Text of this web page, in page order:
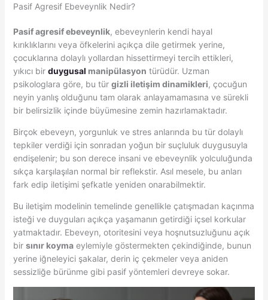
Pasif Agresif Ebeveynlik Nedir?
Pasif agresif ebeveynlik, ebeveynlerin kendi hayal
kırıklıklarını veya öfkelerini açıkça dile getirmek yerine,
çocuklarına dolaylı yollardan hissettirmeyi tercih ettikleri,
yıkıcı bir duygusal manipülasyon türüdür. Uzman
psikologlara göre, bu tür gizli iletişim dinamikleri, çocuğun
neyin yanlış olduğunu tam olarak anlayamamasına ve sürekli
bir belirsizlik içinde büyümesine zemin hazırlamaktadır.
Birçok ebeveyn, yorgunluk ve stres anlarında bu tür dolaylı
tepkiler verdiği için sonradan yoğun bir suçluluk duygusuyla
endişelenir; bu son derece insani ve ebeveynlik yolculuğunda
sıkça karşılaşılan normal bir reflekstir. Asıl mesele, bu anları
fark edip iletişimi şefkatle yeniden onarabilmektir.
Bu iletişim modelinin temelinde genellikle çatışmadan kaçınma
isteği ve duyguları açıkça yaşamanın getirdiği içsel korkular
yatmaktadır. Ebeveyn, otoritesini veya hoşnutsuzluğunu açık
bir sınır koymaeylemiyle göstermekten çekindiğinde, bunun
yerine iğneleyici şakalar, derin iç çekmeler veya aniden
sessizliğe bürünme gibi pasif yöntemleri devreye sokar.